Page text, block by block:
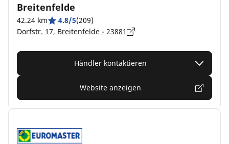
Breitenfelde
42.24 km 4.8/5(209)
Dorfstr. 17, Breitenfelde - 23881
Händler kontaktieren
Website anzeigen